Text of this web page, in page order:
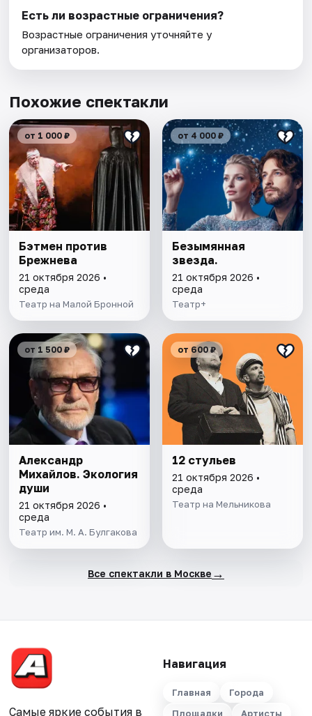
Есть ли возрастные ограничения?
Возрастные ограничения уточняйте у
организаторов.
Похожие спектакли
от 1 000 ₽
Бэтмен против
Брежнева
21 октября 2026 •
среда
Театр на Малой Бронной
от 4 000 ₽
Безымянная
звезда.
21 октября 2026 •
среда
Театр+
от 1 500 ₽
Александр
Михайлов. Экология
души
21 октября 2026 •
среда
Театр им. М. А. Булгакова
от 600 ₽
12 стульев
21 октября 2026 •
среда
Театр на Мельникова
Все спектакли в Москве →
Самые яркие события в
Навигация
Главная
Города
Площадки
Артисты